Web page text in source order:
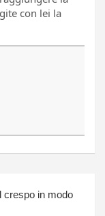
con lei la
crespo in modo